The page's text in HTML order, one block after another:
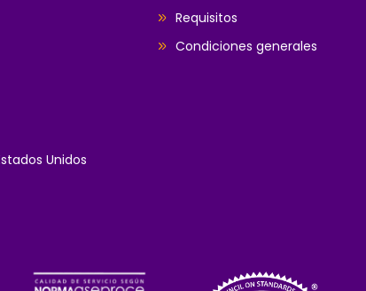
Unidos
Requisitos
Condiciones generales